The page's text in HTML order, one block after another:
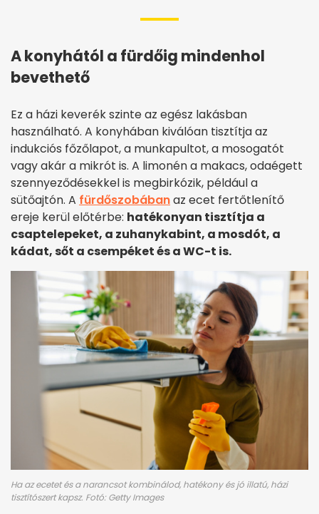
A konyhától a fürdőig mindenhol
bevethető
Ez a házi keverék szinte az egész lakásban
használható. A konyhában kiválóan tisztítja az
indukciós főzőlapot, a munkapultot, a mosogatót
vagy akár a mikrót is. A limonén a makacs, odaégett
szennyeződésekkel is megbirkózik, például a
sütőajtón. A fürdőszobábanaz ecet fertőtlenítő
ereje kerül előtérbe: hatékonyan tisztítja a
csaptelepeket, a zuhanykabint, a mosdót, a
kádat, sőt a csempéket és a WC-t is.
Ha az ecetet és a narancsot kombinálod, hatékony és jó illatú, házi
tisztítószert kapsz. Fotó: Getty Images